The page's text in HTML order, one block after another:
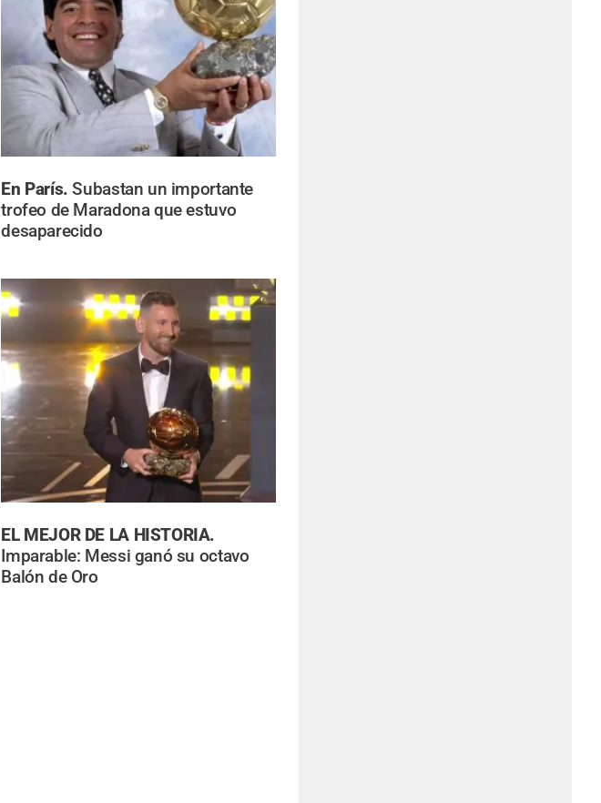
En París.Subastan un importante
trofeo de Maradona que estuvo
desaparecido
EL MEJOR DE LA HISTORIA.
Imparable: Messi ganó su octavo
Balón de Oro